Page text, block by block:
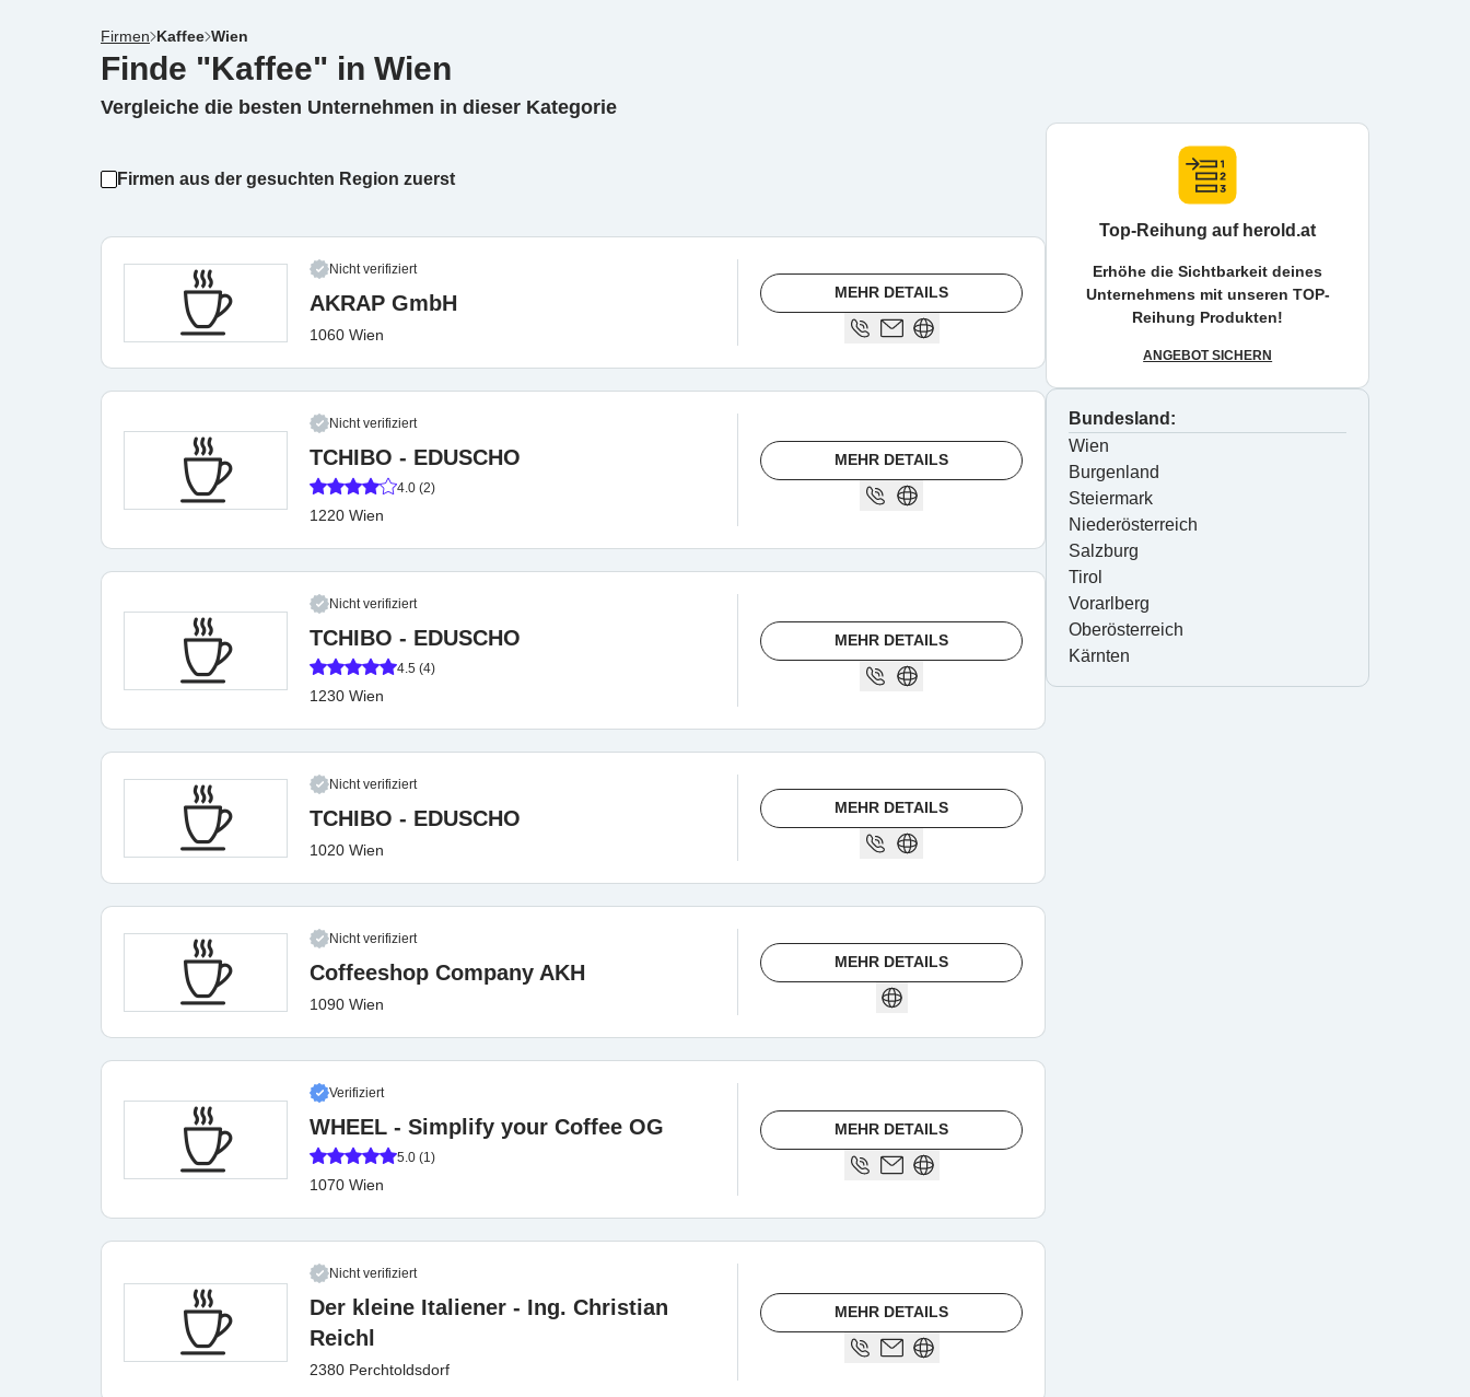
Firmen Kaffee Wien
Finde "Kaffee" in Wien
Vergleiche die besten Unternehmen in dieser Kategorie
Firmen aus der gesuchten Region zuerst
Nicht verifiziert
AKRAP GmbH
1060 Wien
MEHR DETAILS
Nicht verifiziert
TCHIBO - EDUSCHO
4.0 (2)
1220 Wien
MEHR DETAILS
Nicht verifiziert
TCHIBO - EDUSCHO
4.5 (4)
1230 Wien
MEHR DETAILS
Nicht verifiziert
TCHIBO - EDUSCHO
1020 Wien
MEHR DETAILS
Nicht verifiziert
Coffeeshop Company AKH
1090 Wien
MEHR DETAILS
Verifiziert
WHEEL - Simplify your Coffee OG
5.0 (1)
1070 Wien
MEHR DETAILS
Nicht verifiziert
Der kleine Italiener - Ing. Christian
Reichl
2380 Perchtoldsdorf
MEHR DETAILS
Top-Reihung auf herold.at
Erhöhe die Sichtbarkeit deines
Unternehmens mit unseren TOP-
Reihung Produkten!
ANGEBOT SICHERN
Bundesland:
Wien
Burgenland
Steiermark
Niederösterreich
Salzburg
Tirol
Vorarlberg
Oberösterreich
Kärnten